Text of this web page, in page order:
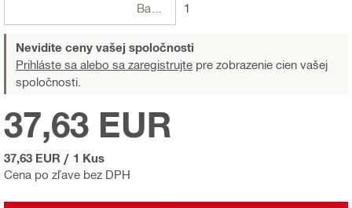
1
Nevidíte ceny vašej spoločnosti
Prihláste sa alebo sa zaregistrujte pre zobrazenie cien vašej
spoločnosti.
Cena po zľave bez DPH
37,63 EUR
37,63 EUR / 1 Kus